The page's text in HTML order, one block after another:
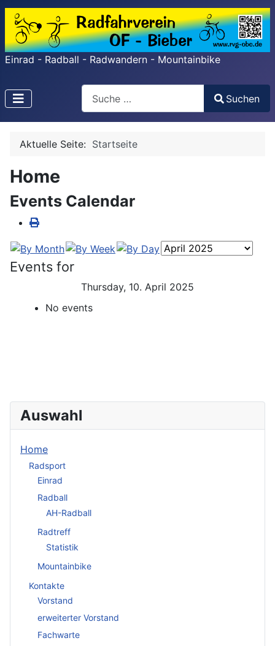
Einrad - Radball - Radwandern - Mountainbike
Search
Type 2 or more characters for results.
Suchen
Aktuelle Seite: Startseite
Home
Events Calendar
Events for
Thursday, 10. April 2025
No events
Auswahl
Home
Radsport
Einrad
Radball
AH-Radball
Radtreff
Statistik
Mountainbike
Kontakte
Vorstand
erweiterter Vorstand
Fachwarte